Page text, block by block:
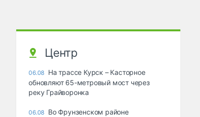
Центр
06.08 На трассе Курск – Касторное
обновляют 65-метровый мост через
реку Грайворонка
06.08 Во Фрунзенском районе